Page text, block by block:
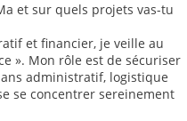
et sur quels projets vas-tu
et financier, je veille au
». Mon rôle est de sécuriser
administratif, logistique
se concentrer sereinement